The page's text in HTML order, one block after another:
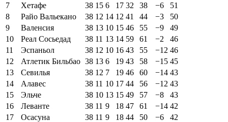
7
Хетафе 38 15 6 17 32 38 −6
51
8
Райо Вальекано 38 12 14 12 41 44 −3
50
9
Валенсия 38 13 10 15 46 55 −9
49
10
Реал Сосьедад 38 11 13 14 59 61 −2
46
11
Эспаньол 38 12 10 16 43 55 −12 46
12
Атлетик Бильбао 38 13 6 19 43 58 −15 45
13
Севилья 38 12 7 19 46 60 −14 43
14
Алавес 38 11 10 17 44 56 −12 43
15
Эльче 38 10 13 15 49 57 −8
43
16
Леванте 38 11 9 18 47 61 −14 42
17
Осасуна 38 11 9 18 44 50 −6
42